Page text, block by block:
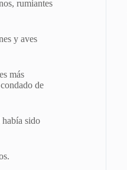
rumiantes
y aves
más
de
sido